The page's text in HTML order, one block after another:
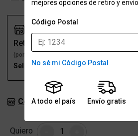
mejores opciones de retiro y envío.
Código Postal
No sé mi Código Postal
A todo el país Envío gratis
Retiro
(por una sucursal)
Seleccioná talle
Consultar stock en sucursales
Quiero Cantidad